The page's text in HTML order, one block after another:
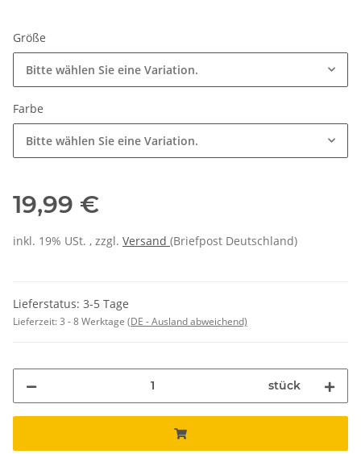
Größe
Bitte wählen Sie eine Variation.
Farbe
Bitte wählen Sie eine Variation.
19,99 €
inkl. 19% USt. , zzgl. Versand (Briefpost Deutschland)
Lieferstatus: 3-5 Tage
Lieferzeit:3 - 8 Werktage (DE - Ausland abweichend)
stück